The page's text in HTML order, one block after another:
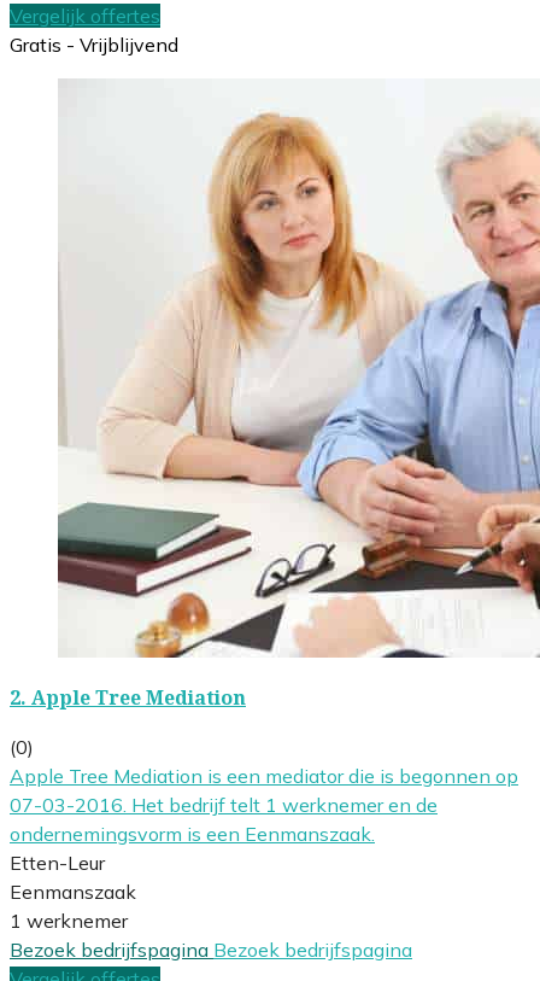
Vergelijk offertes
Gratis - Vrijblijvend
2. Apple Tree Mediation
(0)
Apple Tree Mediation is een mediator die is begonnen op
07-03-2016. Het bedrijf telt 1 werknemer en de
ondernemingsvorm is een Eenmanszaak.
Etten-Leur
Eenmanszaak
1 werknemer
Bezoek bedrijfspagina Bezoek bedrijfspagina